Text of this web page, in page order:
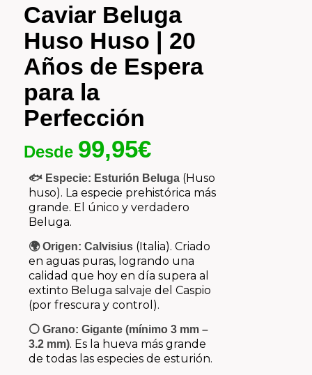
Caviar Beluga
Huso Huso | 20
Años de Espera
para la
Perfección
Desde 99,95€
🐟 Especie: Esturión Beluga(Huso
huso). La especie prehistórica más
grande. El único y verdadero
Beluga.
🌍 Origen: Calvisius(Italia). Criado
en aguas puras, logrando una
calidad que hoy en día supera al
extinto Beluga salvaje del Caspio
(por frescura y control).
⚪ Grano: Gigante (mínimo 3 mm –
3.2 mm). Es la hueva más grande
de todas las especies de esturión.